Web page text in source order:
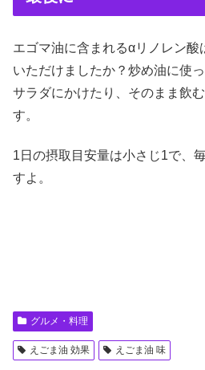
エゴマ油に含まれるαリノレン
いただけましたか？炒め油に使
サラダにかけたり、そのまま飲
す。
1日の摂取目安量は小さじ1で、
すよ。
グルメ・料理
えごま油 効果 えごま油 味